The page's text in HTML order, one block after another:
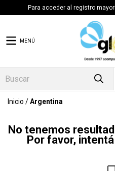
Para acceder al registro
MENÚ
Inicio /Argentina
No tenemos
Por favor,